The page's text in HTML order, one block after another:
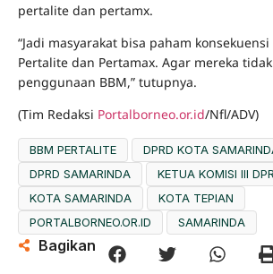
pertalite dan pertamx.
“Jadi masyarakat bisa paham
Pertalite dan Pertamax. Agar mereka
penggunaan BBM,” tutupnya.
(Tim Redaksi Portalborneo.or.id/Nfl/ADV)
BBM PERTALITE
DPRD KOTA
DPRD SAMARINDA
KETUA KOMISI III
KOTA SAMARINDA
KOTA TEPIAN
PORTALBORNEO.OR.ID
SAMARINDA
Bagikan